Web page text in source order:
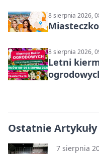
8 sierpnia 2026,
8 sierpnia 2026,
Letni
Ostatnie Artykuły
7 sierpnia